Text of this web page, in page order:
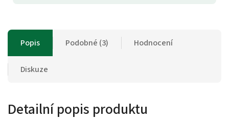
Popis Podobné (3) Hodnocení
Diskuze
Detailní popis produktu